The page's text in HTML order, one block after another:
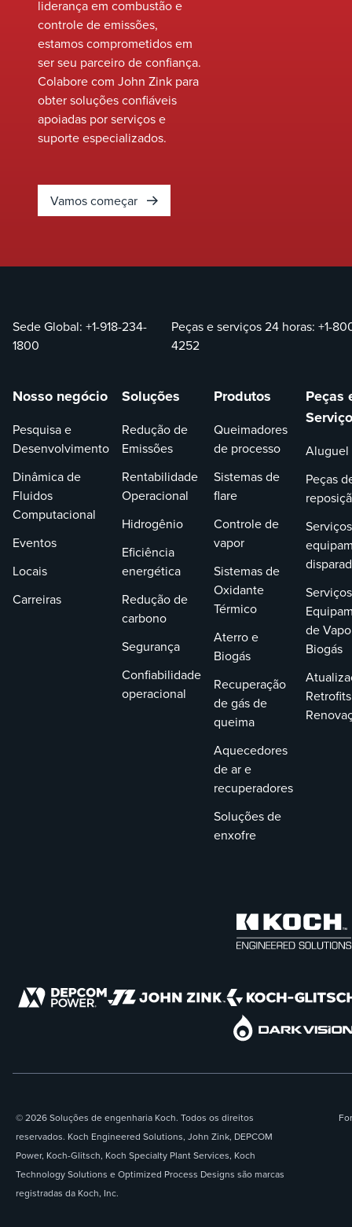
liderança em combustão e
controle de emissões,
estamos comprometidos em
ser seu parceiro de confiança.
Colabore com John Zink para
obter soluções confiáveis
apoiadas por serviços e
suporte especializados.
Vamos começar
Sede Global: +1-918-234-
1800
Peças e serviços 24 horas:+1-
4252
Nosso negócio
Pesquisa e
Desenvolvimento
Dinâmica de
Fluidos
Computacional
Eventos
Locais
Carreiras
Soluções
Redução de
Emissões
Rentabilidade
Operacional
Hidrogênio
Eficiência
energética
Redução de
carbono
Segurança
Confiabilidade
operacional
Produtos
Queimadores
de processo
Sistemas de
flare
Controle de
vapor
Sistemas de
Oxidante
Térmico
Aterro e
Biogás
Recuperação
de gás de
queima
Aquecedores
de ar e
recuperadores
Soluções de
enxofre
Peças
Aluguel
Peças
de
Biogás
© 2026 Soluções de engenharia Koch. Todos os direitos
reservados. Koch Engineered Solutions, John Zink, DEPCOM
Power, Koch-Glitsch, Koch Specialty Plant Services, Koch
Technology Solutions e Optimized Process Designs são marcas
registradas da Koch, Inc.